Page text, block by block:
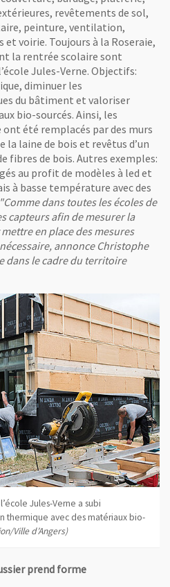
revêtements de sol,
peinture, ventilation,
voirie. Toujours à la Roseraie,
la rentrée scolaire sont
Jules-Verne. Objectifs:
diminuer les
du bâtiment et valoriser
bio-sourcés. Ainsi, les
été remplacés par des murs
la laine de bois et revêtus d’un
fibres de bois. Autres exemples:
au profit de modèles à led et
à basse température avec des
"Comme dans toutes les écoles de
capteurs afin de mesurer la
en place des mesures
annonce Christophe
dans le cadre du territoire
Jules-Verne a subi
thermique avec des matériaux bio-
Ville d’Angers)
prend forme